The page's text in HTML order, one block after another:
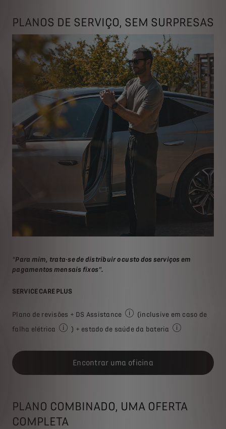
PLANOS DE SERVIÇO, SEM SURPRESAS
"Para mim, trata-se de distribuir o custo dos serviços em
pagamentos mensais fixos".
SERVICE CARE PLUS
Plano de revisões + DS Assistance
Assistência em viagem ou
(inclusive em caso de
falha elétrica
) + estado de saúde da bateria
Encontrar uma oficina
PLANO COMBINADO, UMA OFERTA
COMPLETA